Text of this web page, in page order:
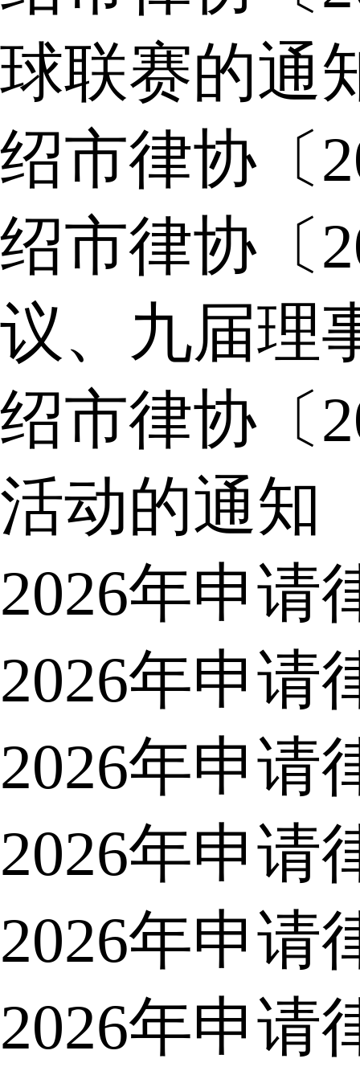
球联赛的通
绍市律协〔
绍市律协〔
议、九届理
绍市律协〔
活动的通知
2026年申请
2026年申请
2026年申请
2026年申请
2026年申请
2026年申请